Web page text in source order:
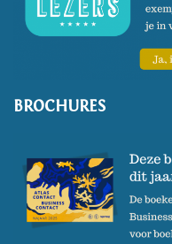
over een rustiek
uithoek van Egypte tot
vondst van water het
woestijnreizen:
oudheden, wanhoop
water vindt, lange
BROCHURES